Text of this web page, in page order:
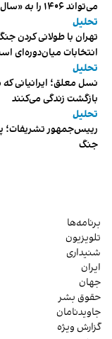
می‌تواند ۱۴۰۶ را به «سال کشتار بیماران» تبدیل کند
تحلیل
تهران با طولانی کردن
انتخابات میان‌دوره‌ای
تحلیل
نسل معلق؛ ایرانیانی
بازگشت زندگی می‌کنند
تحلیل
رییس‌جمهور تشریفات؛
جنگ
برنامه‌ها
تلویزیون
شنیداری
ایران
جهان
حقوق بشر
جاویدنامان
گزارش ویژه